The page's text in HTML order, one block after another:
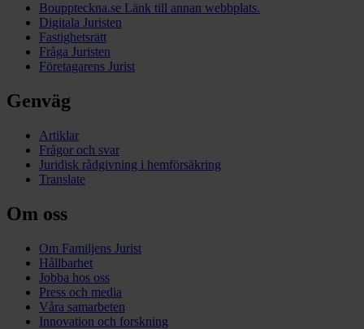
Bouppteckna.se Länk till annan webbplats.
Digitala Juristen
Fastighetsrätt
Fråga Juristen
Företagarens Jurist
Genväg
Artiklar
Frågor och svar
Juridisk rådgivning i hemförsäkring
Translate
Om oss
Om Familjens Jurist
Hållbarhet
Jobba hos oss
Press och media
Våra samarbeten
Innovation och forskning